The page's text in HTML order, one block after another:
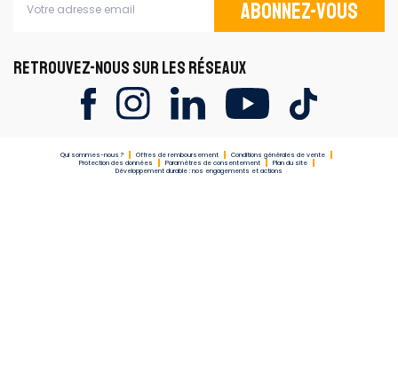
Abonnez-vous
RETROUVEZ-NOUS SUR LES RÉSEAUX
Qui sommes-nous ? Offres de remboursement
Conditions générales de vente
Protection des données
Paramètres de consentement
Plan du site
Développement durable : nos engagements et actions